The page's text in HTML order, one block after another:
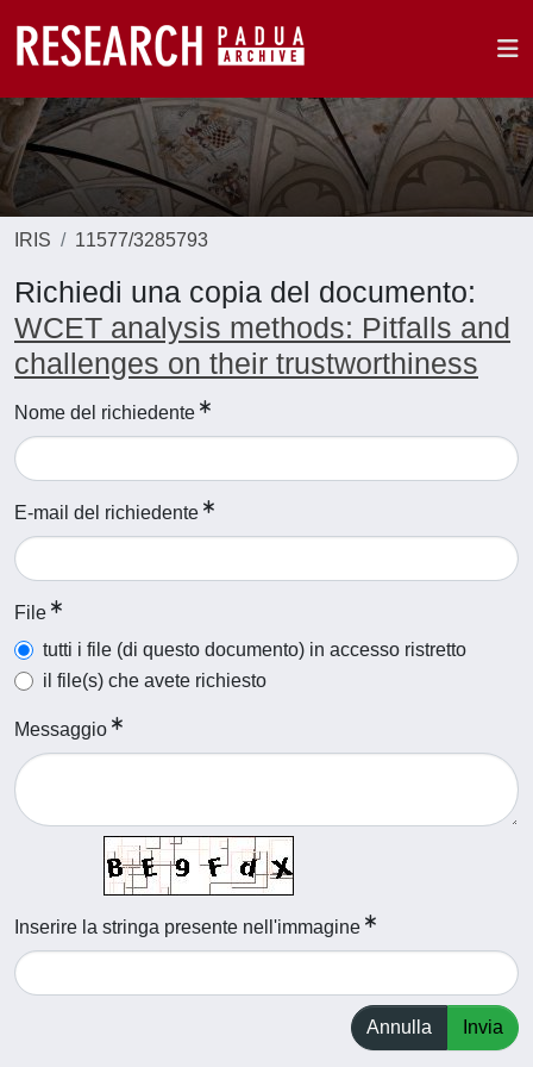
IRIS 11577/3285793
Richiedi una copia del documento:
WCET analysis methods: Pitfalls and
challenges on their trustworthiness
Nome del richiedente
E-mail del richiedente
File
tutti i file (di questo documento) in accesso ristretto
il file(s) che avete richiesto
Messaggio
Inserire la stringa presente nell'immagine
Annulla Invia